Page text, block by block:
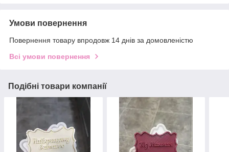
Умови повернення
Повернення товару впродовж 14 днів за домовленістю
Всі умови повернення
Подібні товари компанії